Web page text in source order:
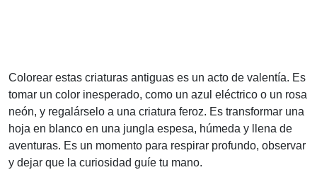
Colorear estas criaturas antiguas es un acto de valentía. Es
tomar un color inesperado, como un azul eléctrico o un rosa
neón, y regalárselo a una criatura feroz. Es transformar una
hoja en blanco en una jungla espesa, húmeda y llena de
aventuras. Es un momento para respirar profundo, observar
y dejar que la curiosidad guíe tu mano.